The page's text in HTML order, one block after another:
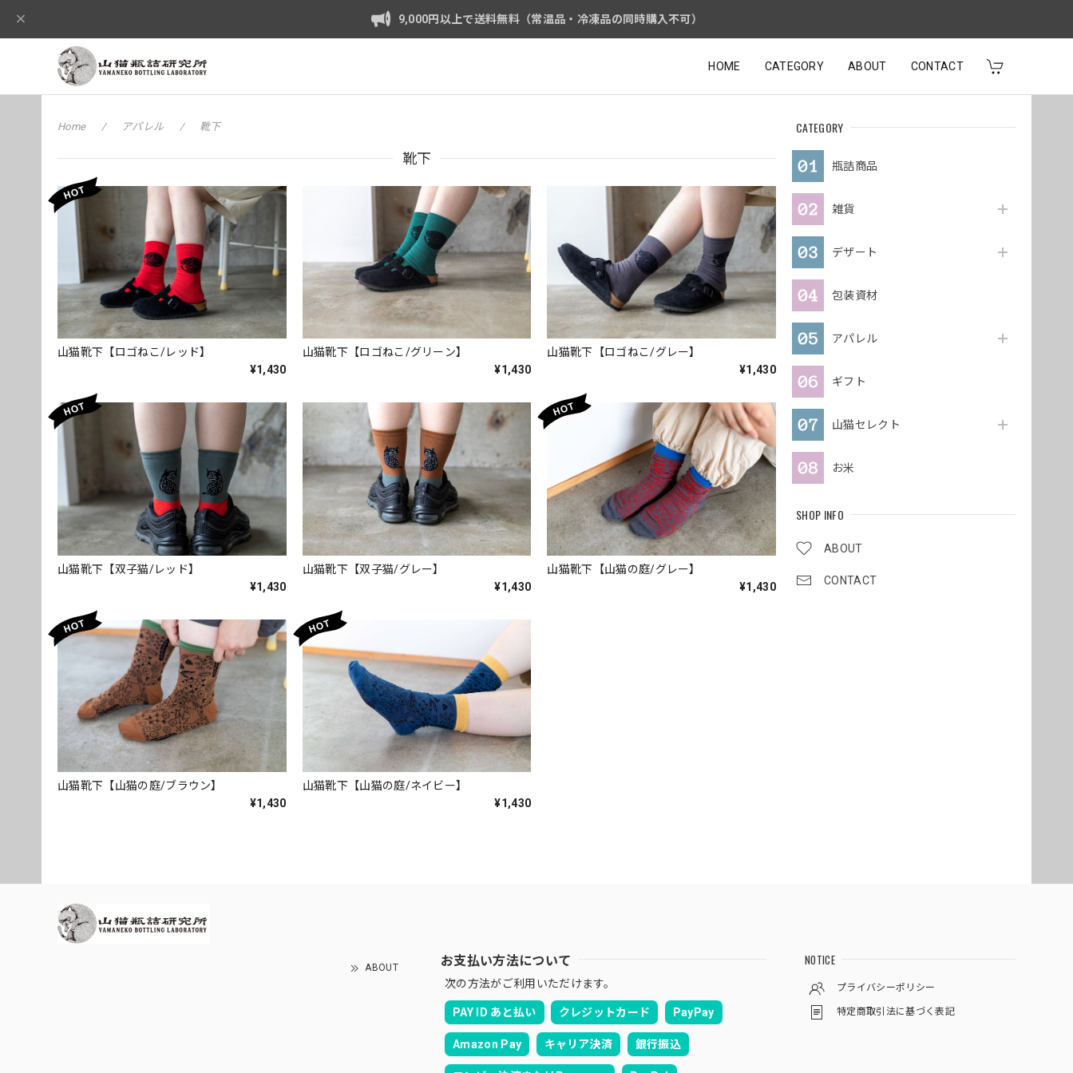
9,000円以上で送料無料（常温品・冷凍品の同時購入不可）
HOME CATEGORY ABOUT CONTACT
CATEGORY
瓶詰商品
雑貨
デザート
包装資材
アパレル
ギフト
山猫セレクト
お米
SHOP INFO
ABOUT
CONTACT
Home アパレル 靴下
靴下
山猫靴下【ロゴねこ/レッド】
¥1,430
山猫靴下【ロゴねこ/グリーン】
¥1,430
山猫靴下【ロゴねこ/グレー】
¥1,430
山猫靴下【双子猫/レッド】
¥1,430
山猫靴下【双子猫/グレー】
¥1,430
山猫靴下【山猫の庭/グレー】
¥1,430
山猫靴下【山猫の庭/ブラウン】
¥1,430
山猫靴下【山猫の庭/ネイビー】
¥1,430
ABOUT お支払い方法について
次の方法がご利用いただけます。
PAY ID あと払い クレジットカード PayPay
Amazon Pay キャリア決済 銀行振込
NOTICE
プライバシーポリシー
特定商取引法に基づく表記